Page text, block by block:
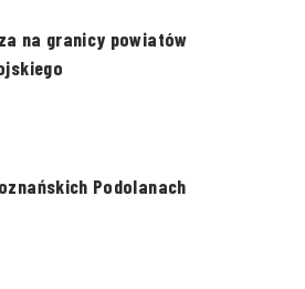
na granicy powiatów
Podolanach